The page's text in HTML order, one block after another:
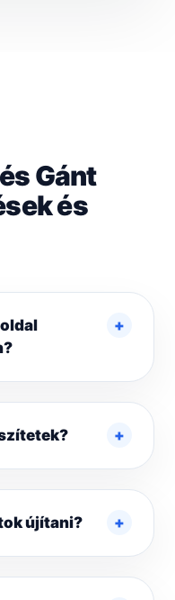
Gánt
és
újítani?